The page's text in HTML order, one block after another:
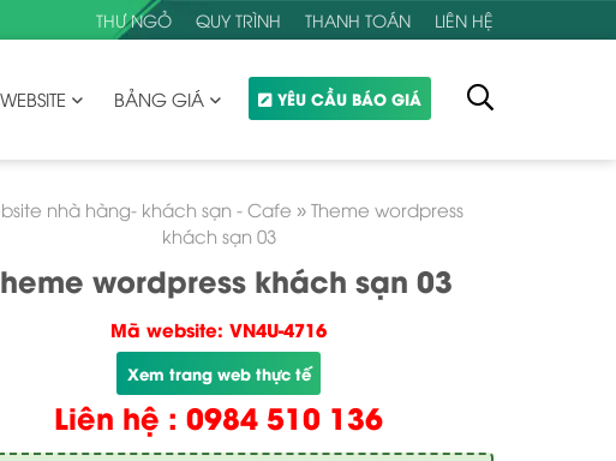
THƯ NGỎ QUY TRÌNH THANH TOÁN LIÊN HỆ
BẢNG GIÁ YÊU CẦU BÁO GIÁ
nhà hàng- khách sạn - Cafe »Theme wordpress
khách sạn 03
wordpress khách sạn 03
Mã website: VN4U-4716
Xem trang web thực tế
Liên hệ : 0984 510 136